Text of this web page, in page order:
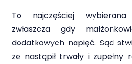
To najczęściej
zwłaszcza gdy
dodatkowych napięć. Sąd
że nastąpił trwały i zupełny